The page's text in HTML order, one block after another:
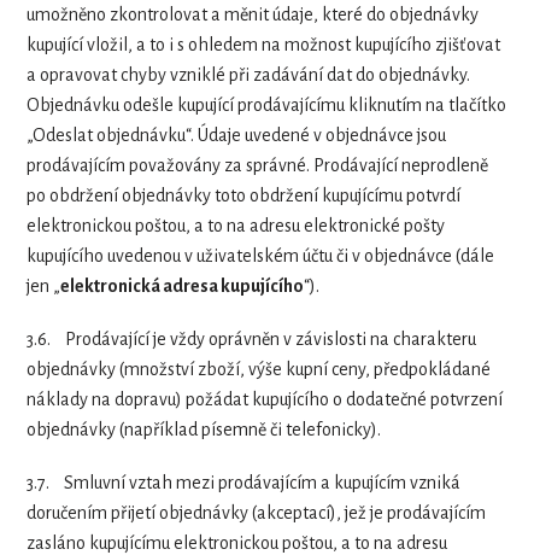
umožněno zkontrolovat a měnit údaje, které do objednávky
kupující vložil, a to i s ohledem na možnost kupujícího zjišťovat
a opravovat chyby vzniklé při zadávání dat do objednávky.
Objednávku odešle kupující prodávajícímu kliknutím na tlačítko
„Odeslat objednávku“. Údaje uvedené v objednávce jsou
prodávajícím považovány za správné. Prodávající neprodleně
po obdržení objednávky toto obdržení kupujícímu potvrdí
elektronickou poštou, a to na adresu elektronické pošty
kupujícího uvedenou v uživatelském účtu či v objednávce (dále
jen „elektronická adresa kupujícího“).
3.6.
Prodávající je vždy oprávněn v závislosti na charakteru
objednávky (množství zboží, výše kupní ceny, předpokládané
náklady na dopravu) požádat kupujícího o dodatečné potvrzení
objednávky (například písemně či telefonicky).
3.7.
Smluvní vztah mezi prodávajícím a kupujícím vzniká
doručením přijetí objednávky (akceptací), jež je prodávajícím
zasláno kupujícímu elektronickou poštou, a to na adresu